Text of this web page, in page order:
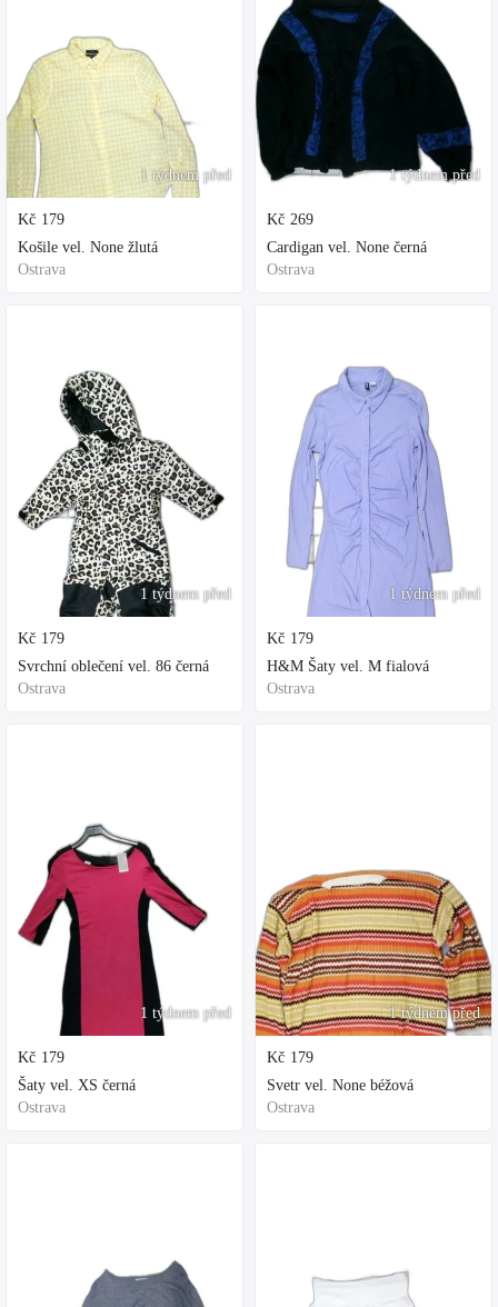
1 týdnem před
Kč 179
Košile vel. None žlutá
Ostrava
1 týdnem před
Kč 179
Svrchní oblečení vel. 86 černá
Ostrava
1 týdnem před
Kč 179
Šaty vel. XS černá
Ostrava
1 týdnem před
Kč 269
Cardigan vel. None černá
Ostrava
1 týdnem před
Kč 179
H&M Šaty vel. M fialová
Ostrava
1 týdnem před
Kč 179
Svetr vel. None béžová
Ostrava